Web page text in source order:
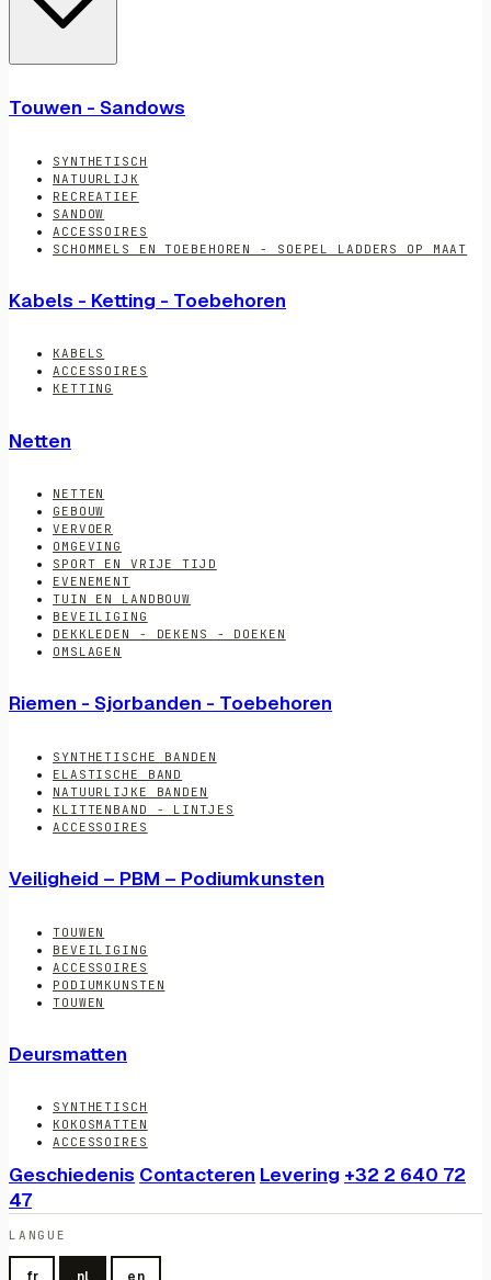
Touwen - Sandows
SYNTHETISCH
NATUURLIJK
RECREATIEF
SANDOW
ACCESSOIRES
SCHOMMELS EN TOEBEHOREN - SOEPEL LADDERS OP MAAT
Kabels - Ketting - Toebehoren
KABELS
ACCESSOIRES
KETTING
Netten
NETTEN
GEBOUW
VERVOER
OMGEVING
SPORT EN VRIJE TIJD
EVENEMENT
TUIN EN LANDBOUW
BEVEILIGING
DEKKLEDEN - DEKENS - DOEKEN
OMSLAGEN
Riemen - Sjorbanden - Toebehoren
SYNTHETISCHE BANDEN
ELASTISCHE BAND
NATUURLIJKE BANDEN
KLITTENBAND - LINTJES
ACCESSOIRES
Veiligheid – PBM – Podiumkunsten
TOUWEN
BEVEILIGING
ACCESSOIRES
PODIUMKUNSTEN
TOUWEN
Deursmatten
SYNTHETISCH
KOKOSMATTEN
ACCESSOIRES
Geschiedenis Contacteren Levering +32 2 640 72
47
LANGUE